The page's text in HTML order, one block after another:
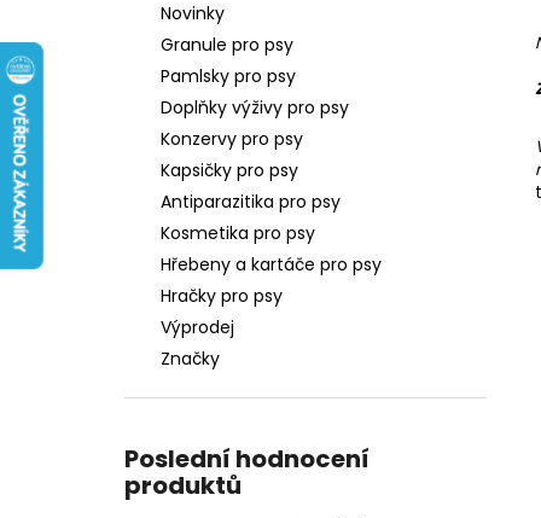
Novinky
Granule pro psy
Pamlsky pro psy
Doplňky výživy pro psy
Konzervy pro psy
Kapsičky pro psy
Antiparazitika pro psy
Kosmetika pro psy
Hřebeny a kartáče pro psy
Hračky pro psy
Výprodej
Značky
Poslední hodnocení
produktů